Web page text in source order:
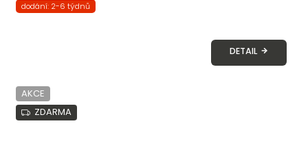
dodání: 2-6 týdnů
DETAIL
AKCE
ZDARMA